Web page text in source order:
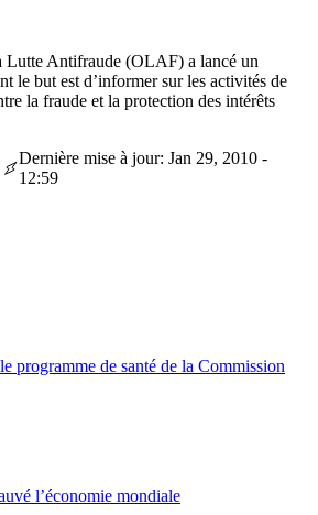
Lutte Antifraude (OLAF) a lancé un
le but est d’informer sur les activités de
la fraude et la protection des intérêts
Dernière mise à jour: Jan 29, 2010 -
12:59
programme de santé de la Commission
l’économie mondiale